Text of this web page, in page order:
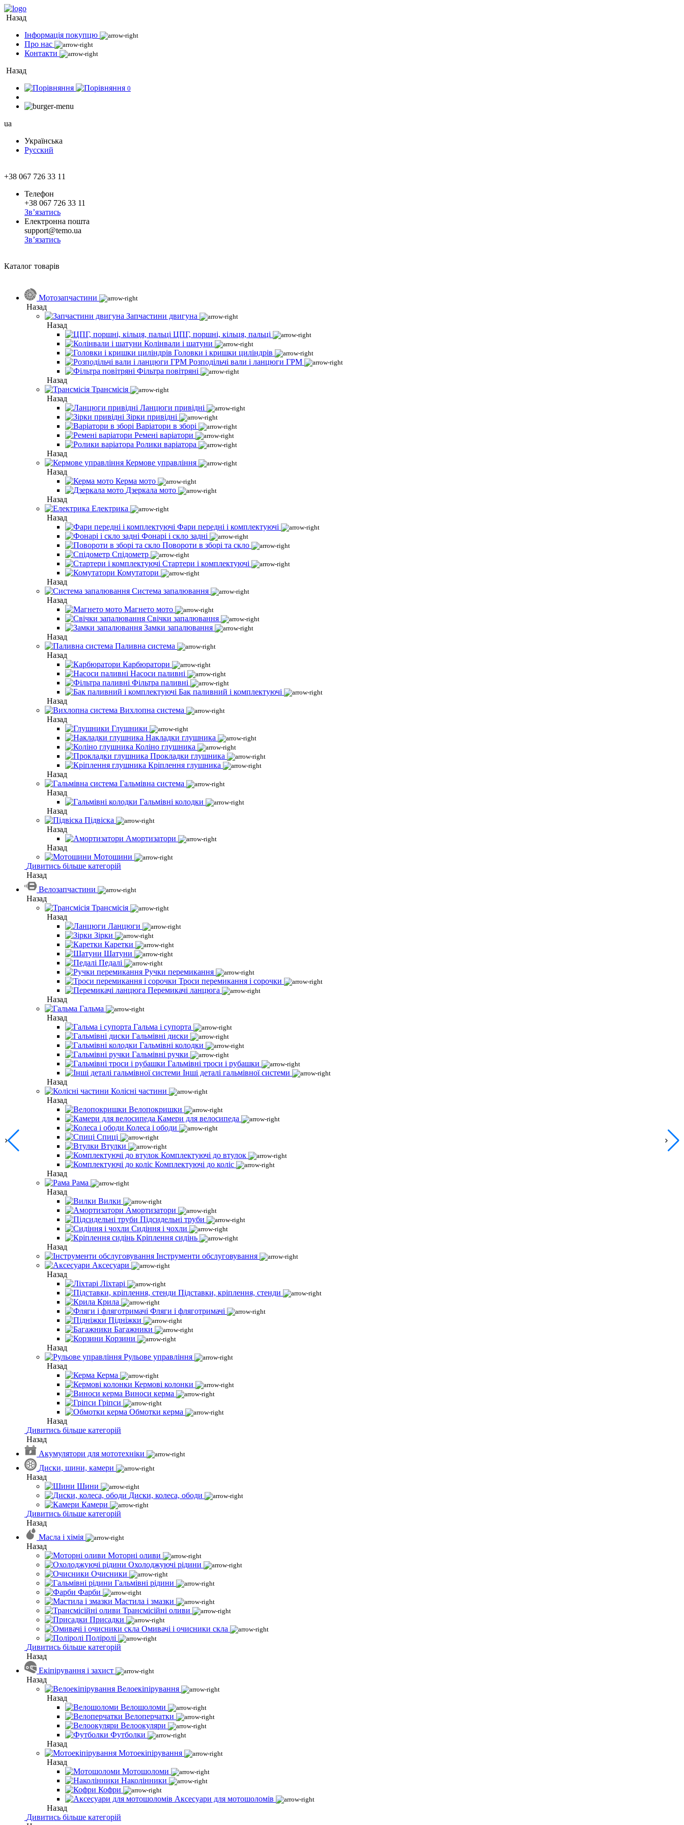
Назад
Інформація покупцю
Про нас
Контакти
Назад
0
ua
Українська
Русский
+38 067 726 33 11
Телефон
+38 067 726 33 11
Зв’язатись
Електронна пошта
support@temo.ua
Зв’язатись
Каталог товарів
Мотозапчастини
Назад
Запчастини двигуна
Назад
ЦПГ, поршні, кільця, пальці
Колінвали і шатуни
Головки і кришки циліндрів
Розподільчі вали і ланцюги ГРМ
Фільтра повітряні
Назад
Трансмісія
Назад
Ланцюги привідні
Зірки привідні
Варіатори в зборі
Ремені варіатори
Ролики варіатора
Назад
Кермове управління
Назад
Керма мото
Дзеркала мото
Назад
Електрика
Назад
Фари передні і комплектуючі
Фонарі і скло задні
Повороти в зборі та скло
Спідометр
Стартери і комплектуючі
Комутатори
Назад
Система запалювання
Назад
Магнето мото
Свічки запалювання
Замки запалювання
Назад
Паливна система
Назад
Карбюратори
Насоси паливні
Фільтра паливні
Бак паливний і комплектуючі
Назад
Вихлопна система
Назад
Глушники
Накладки глушника
Коліно глушника
Прокладки глушника
Кріплення глушника
Назад
Гальмівна система
Назад
Гальмівні колодки
Назад
Підвіска
Назад
Амортизатори
Назад
Мотошини
Дивитись більше категорій
Назад
Велозапчастини
Назад
Трансмісія
Назад
Ланцюги
Зірки
Каретки
Шатуни
Педалі
Ручки перемикання
Троси перемикання і сорочки
Перемикачі ланцюга
Назад
Гальма
Назад
Гальма і супорта
Гальмівні диски
Гальмівні колодки
Гальмівні ручки
Гальмівні троси і рубашки
Інші деталі гальмівної системи
Назад
Колісні частини
Назад
Велопокришки
Камери для велосипеда
Колеса і ободи
Спиці
Втулки
Комплектуючі до втулок
Комплектуючі до коліс
Назад
Рама
Назад
Вилки
Амортизатори
Підсидельні труби
Сидіння і чохли
Кріплення сидінь
Назад
Інструменти обслуговування
Аксесуари
Назад
Ліхтарі
Підставки, кріплення, стенди
Крила
Фляги і фляготримачі
Підніжки
Багажники
Корзини
Назад
Рульове управління
Назад
Керма
Кермові колонки
Виноси керма
Гріпси
Обмотки керма
Назад
Дивитись більше категорій
Назад
Акумулятори для мототехніки
Диски, шини, камери
Назад
Шини
Диски, колеса, ободи
Камери
Дивитись більше категорій
Назад
Масла і хімія
Назад
Моторні оливи
Охолоджуючі рідини
Очисники
Гальмівні рідини
Фарби
Мастила і змазки
Трансмісійні оливи
Присадки
Омивачі і очисники скла
Поліролі
Дивитись більше категорій
Назад
Екіпірування і захист
Назад
Велоекіпірування
Назад
Велошоломи
Велоперчатки
Велоокуляри
Футболки
Назад
Мотоекіпірування
Назад
Мотошоломи
Наколінники
Кофри
Аксесуари для мотошоломів
Назад
Дивитись більше категорій